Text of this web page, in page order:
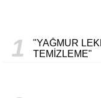
1
"YAĞMUR
TEMIZLEME"